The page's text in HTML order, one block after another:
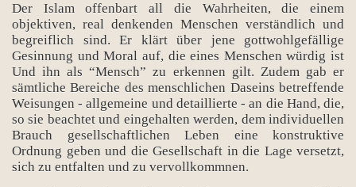
Der Islam offenbart all die Wahrheiten, die einem
objektiven, real denkenden Menschen verständlich und
begreiflich sind. Er klärt über jene gottwohlgefällige
Gesinnung und Moral auf, die eines Menschen würdig ist
Und ihn als “Mensch” zu erkennen gilt. Zudem gab er
sämtliche Bereiche des menschlichen Daseins betreffende
Weisungen - allgemeine und detaillierte - an die Hand, die,
so sie beachtet und eingehalten werden, dem individuellen
Brauch gesellschaftlichen Leben eine konstruktive
Ordnung geben und die Gesellschaft in die Lage versetzt,
sich zu entfalten und zu vervollkommnen.